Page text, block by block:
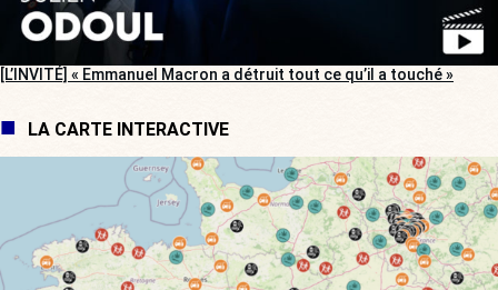
[L’INVITÉ] « Emmanuel Macron a détruit tout ce qu’il a touché »
LA CARTE INTERACTIVE